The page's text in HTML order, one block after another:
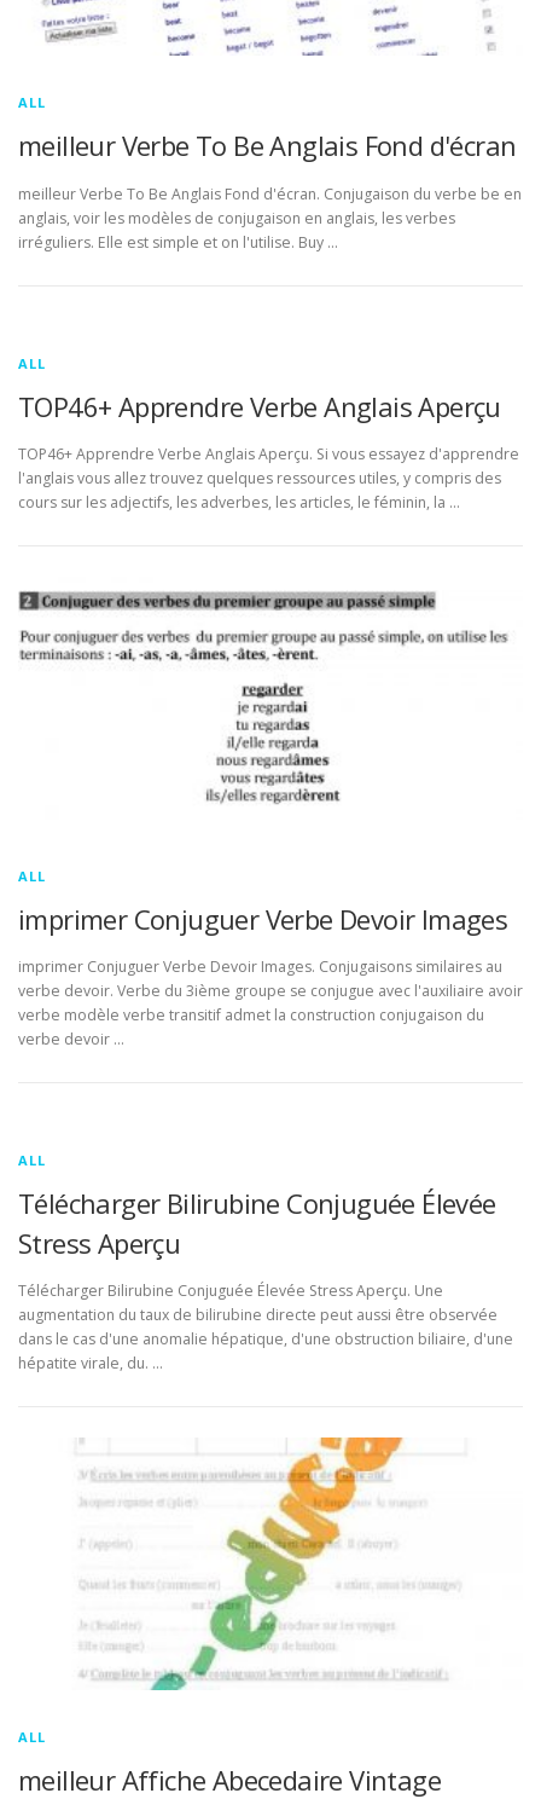
ALL
meilleur Verbe To Be Anglais Fond d'écran
meilleur Verbe To Be Anglais Fond d'écran. Conjugaison du verbe be en
anglais, voir les modèles de conjugaison en anglais, les verbes
irréguliers. Elle est simple et on l'utilise. Buy …
ALL
TOP46+ Apprendre Verbe Anglais Aperçu
TOP46+ Apprendre Verbe Anglais Aperçu. Si vous essayez d'apprendre
l'anglais vous allez trouvez quelques ressources utiles, y compris des
cours sur les adjectifs, les adverbes, les articles, le féminin, la …
ALL
imprimer Conjuguer Verbe Devoir Images
imprimer Conjuguer Verbe Devoir Images. Conjugaisons similaires au
verbe devoir. Verbe du 3ième groupe se conjugue avec l'auxiliaire avoir
verbe modèle verbe transitif admet la construction conjugaison du
verbe devoir …
ALL
Télécharger Bilirubine Conjuguée Élevée
Stress Aperçu
Télécharger Bilirubine Conjuguée Élevée Stress Aperçu. Une
augmentation du taux de bilirubine directe peut aussi être observée
dans le cas d'une anomalie hépatique, d'une obstruction biliaire, d'une
hépatite virale, du. …
ALL
meilleur Affiche Abecedaire Vintage